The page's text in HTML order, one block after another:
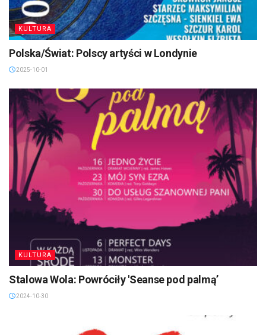
KULTURA
Polska/Świat: Polscy artyści w Londynie
2025-10-01
KULTURA
Stalowa Wola: Powróciły 'Seanse pod palmą’
2024-10-30